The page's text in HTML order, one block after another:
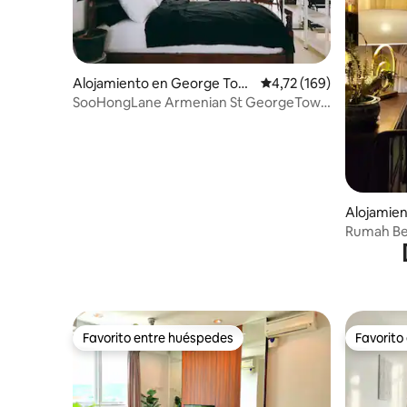
Alojamiento en George Tow
n
Calificación promedio:
4,72 (169)
SooHongLane Armenian St GeorgeTown
Rumah
Favorito entre huéspedes
Favorito entre huéspedes